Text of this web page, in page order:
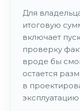
Для
итоговую
включает
проверку
вроде бы
остается
в